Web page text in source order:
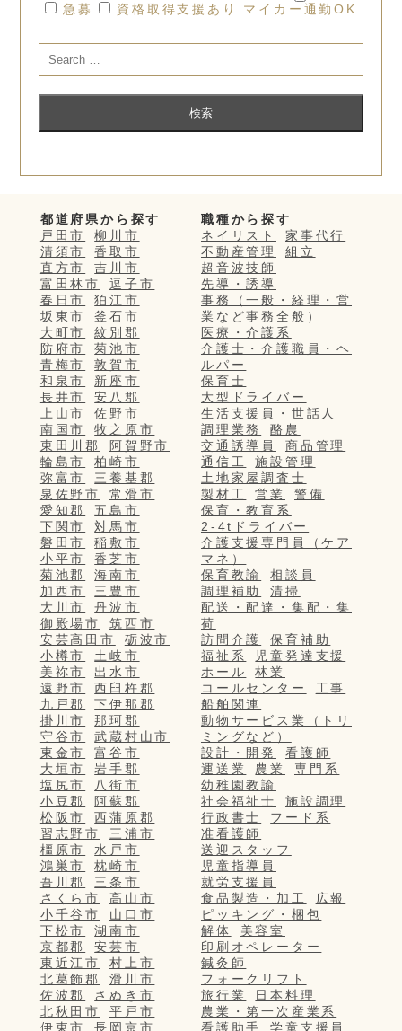
急募 資格取得支援あり マイカー通勤OK
都道府県から探す
戸田市
柳川市
清須市
香取市
直方市
吉川市
富田林市
逗子市
春日市
狛江市
坂東市
釜石市
大町市
紋別郡
防府市
菊池市
青梅市
敦賀市
和泉市
新座市
長井市
安八郡
上山市
佐野市
南国市
牧之原市
東田川郡
阿賀野市
輪島市
柏崎市
弥富市
三養基郡
泉佐野市
常滑市
愛知郡
五島市
下関市
対馬市
磐田市
稲敷市
小平市
香芝市
菊池郡
海南市
加西市
三豊市
大川市
丹波市
御殿場市
筑西市
安芸高田市
砺波市
小樽市
土岐市
美祢市
出水市
遠野市
西臼杵郡
九戸郡
下伊那郡
掛川市
那珂郡
守谷市
武蔵村山市
東金市
富谷市
大垣市
岩手郡
塩尻市
八街市
小豆郡
阿蘇郡
松阪市
西蒲原郡
習志野市
三浦市
橿原市
水戸市
鴻巣市
枕崎市
吾川郡
三条市
さくら市
高山市
小千谷市
山口市
下松市
湖南市
京都郡
安芸市
東近江市
村上市
北葛飾郡
滑川市
佐波郡
さぬき市
北秋田市
平戸市
伊東市
長岡京市
職種から探す
ネイリスト
家事代行
不動産管理
組立
超音波技師
先導・誘導
事務（一般・経理・営
業など事務全般）
医療・介護系
介護士・介護職員・ヘ
ルパー
保育士
大型ドライバー
生活支援員・世話人
調理業務
酪農
交通誘導員
商品管理
通信工
施設管理
土地家屋調査士
製材工
営業
警備
保育・教育系
2-4tドライバー
介護支援専門員（ケア
マネ）
保育教諭
相談員
調理補助
清掃
配送・配達・集配・集
荷
訪問介護
保育補助
福祉系
児童発達支援
ホール
林業
コールセンター
工事
船舶関連
動物サービス業（トリ
ミングなど）
設計・開発
看護師
運送業
農業
専門系
幼稚園教諭
社会福祉士
施設調理
行政書士
フード系
准看護師
送迎スタッフ
児童指導員
就労支援員
食品製造・加工
広報
ピッキング・梱包
解体
美容室
印刷オペレーター
鍼灸師
フォークリフト
旅行業
日本料理
農業・第一次産業系
看護助手
学童支援員